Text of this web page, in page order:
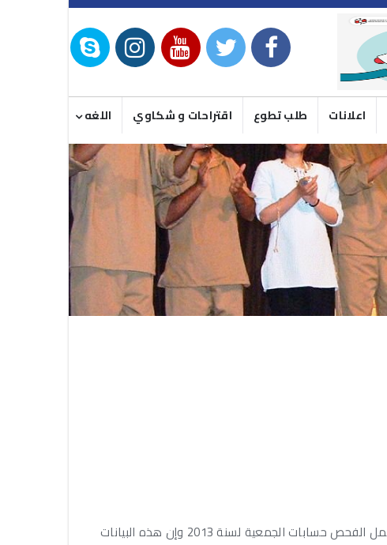
اعلانات طلب تطوع اقتراحات و شكاوي اللغه
لقد قمنا بتدقيق المركز المالي المرفق للجمعية (إيضاح 1) وبيان النشاطات (إيضاح 2) كما في 31 ديسمبر 2013 حيث شمل الفحص حسابات الجمعية لسنة 2013 وإن هذه البيانات